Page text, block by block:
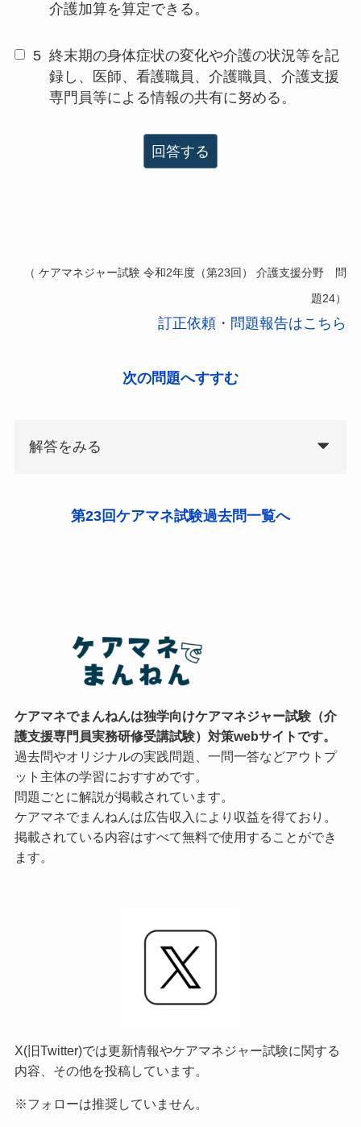
介護加算を算定できる。
5 終末期の身体症状の変化や介護の状況等を記
録し、医師、看護職員、介護職員、介護支援
専門員等による情報の共有に努める。
回答する
（ ケアマネジャー試験 令和2年度（第23回） 介護支援分野 問
題24）
訂正依頼・問題報告はこちら
次の問題へすすむ
解答をみる
第23回ケアマネ試験過去問一覧へ
ケアマネでまんねんは独学向けケアマネジャー試験（介
護支援専門員実務研修受講試験）対策webサイトです。
過去問やオリジナルの実践問題、一問一答などアウトプ
ット主体の学習におすすめです。
問題ごとに解説が掲載されています。
ケアマネでまんねんは広告収入により収益を得ており。
掲載されている内容はすべて無料で使用することができ
ます。
X(旧Twitter)では更新情報やケアマネジャー試験に関する
内容、その他を投稿しています。
※フォローは推奨していません。